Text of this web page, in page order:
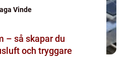
Vinde
– så skapar du
och tryggare